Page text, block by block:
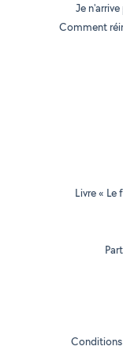
Je
Comment
Livre «